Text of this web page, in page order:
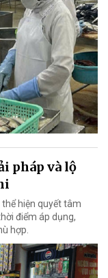
pháp và lộ
hiện quyết tâm
điểm áp dụng,
hợp.